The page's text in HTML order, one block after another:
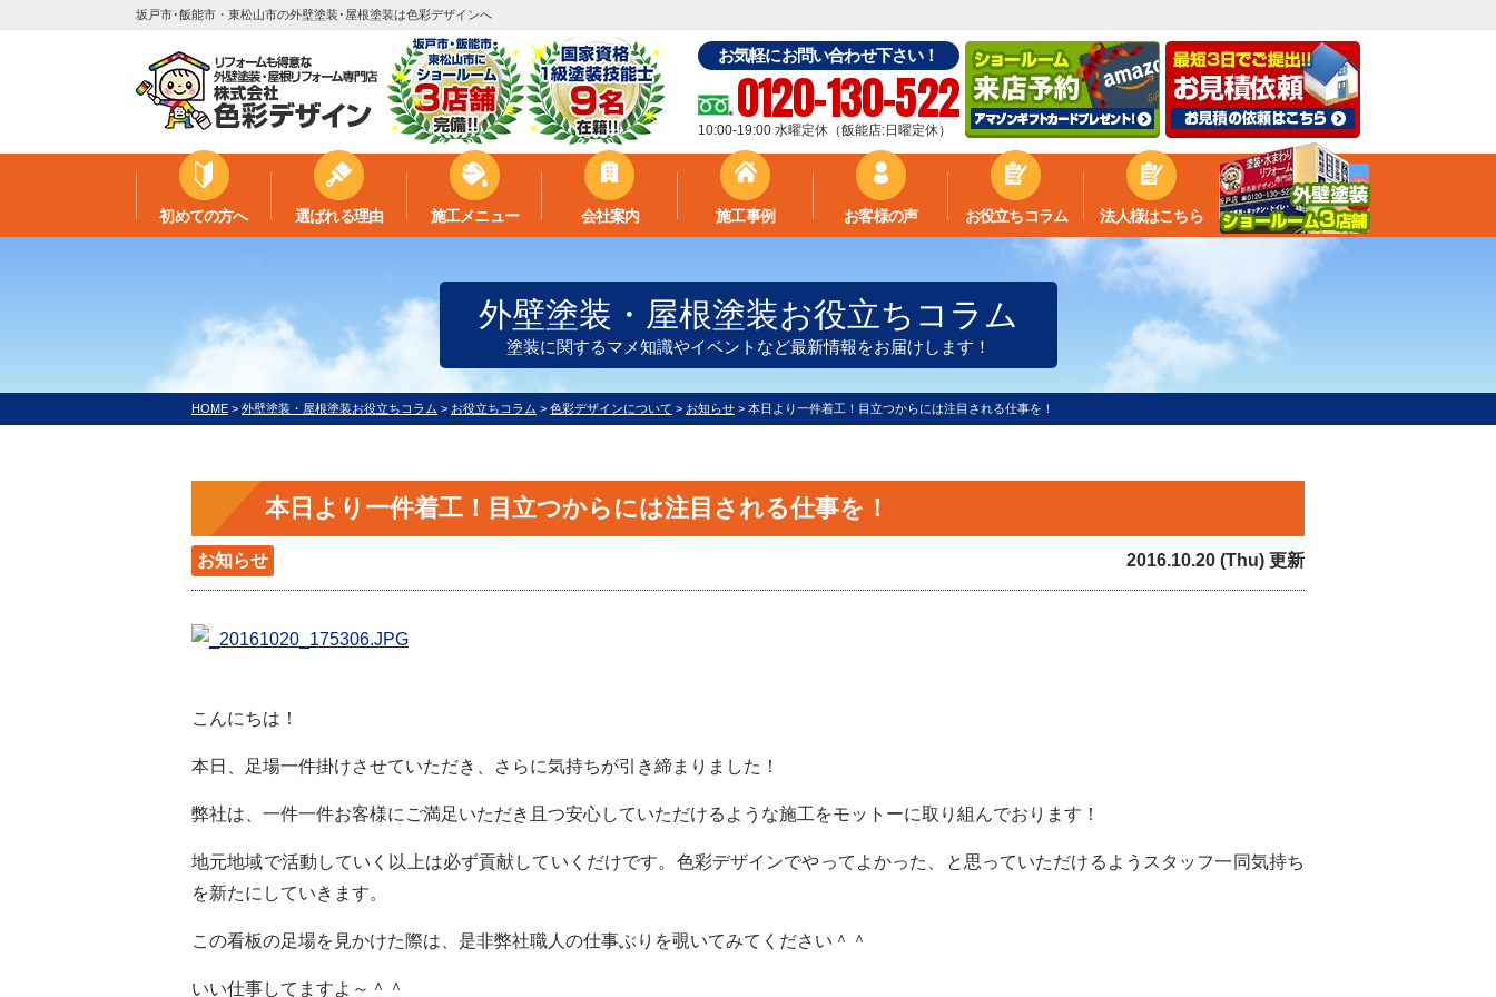
坂戸市･飯能市・東松山市の外壁塗装･屋根塗装は色彩デザインへ
お気軽にお問い合わせ下さい！
0120-130-522
10:00-19:00 水曜定休（飯能店:日曜定休）
初めての方へ 選ばれる理由 施工メニュー 会社案内 施工事例 お客様の声 お役立ちコラム 法人様はこちら
外壁塗装・屋根塗装お役立ちコラム
塗装に関するマメ知識やイベントなど最新情報をお届けします！
HOME > 外壁塗装・屋根塗装お役立ちコラム > お役立ちコラム > 色彩デザインについて > お知らせ > 本日より一件着工！目立つからには注目される仕事を！
本日より一件着工！目立つからには注目される仕事を！
お知らせ 2016.10.20 (Thu) 更新
こんにちは！
本日、足場一件掛けさせていただき、さらに気持ちが引き締まりました！
弊社は、一件一件お客様にご満足いただき且つ安心していただけるような施工をモットーに取り組んでおります！
地元地域で活動していく以上は必ず貢献していくだけです。色彩デザインでやってよかった、と思っていただけるようスタッフ一同気持ち
を新たにしていきます。
この看板の足場を見かけた際は、是非弊社職人の仕事ぶりを覗いてみてください＾＾
いい仕事してますよ～＾＾